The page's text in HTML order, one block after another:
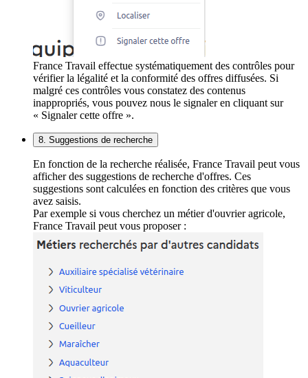
France Travail effectue systématiquement des contrôles pour
vérifier la légalité et la conformité des offres diffusées. Si
malgré ces contrôles vous constatez des contenus
inappropriés, vous pouvez nous le signaler en cliquant sur
« Signaler cette offre ».
8. Suggestions de recherche
En fonction de la recherche réalisée, France Travail peut vous
afficher des suggestions de recherche d'offres. Ces
suggestions sont calculées en fonction des critères que vous
avez saisis.
Par exemple si vous cherchez un métier d'ouvrier agricole,
France Travail peut vous proposer :